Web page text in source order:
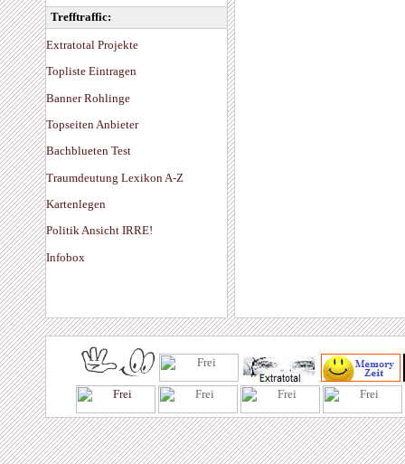
Trefftraffic:
Extratotal Projekte
Topliste Eintragen
Banner Rohlinge
Topseiten Anbieter
Bachblueten Test
Traumdeutung Lexikon A-Z
Kartenlegen
Politik Ansicht IRRE!
Infobox